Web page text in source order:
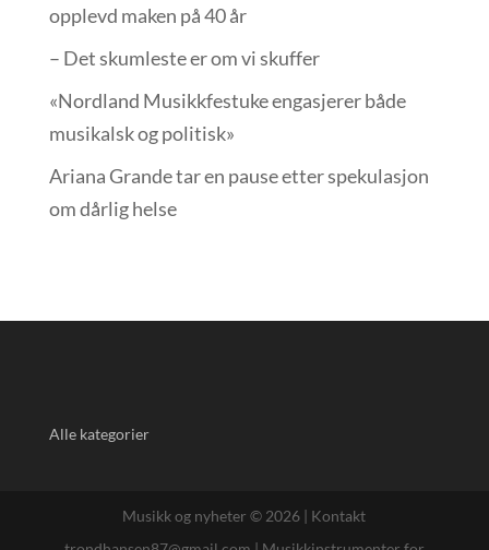
opplevd maken på 40 år
– Det skumleste er om vi skuffer
«Nordland Musikkfest­uke engasjerer både
musikalsk og politisk»
Ariana Grande tar en pause etter spekulasjon
om dårlig helse
Alle kategorier
Musikk og nyheter © 2026 | Kontakt